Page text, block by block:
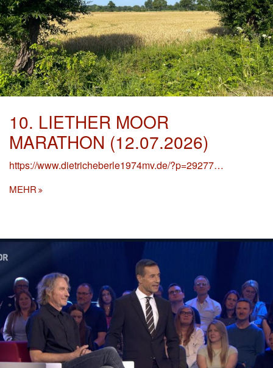
10. LIETHER MOOR
MARATHON (12.07.2026)
https://www.dietricheberle1974mv.de/?p=29277…
MEHR